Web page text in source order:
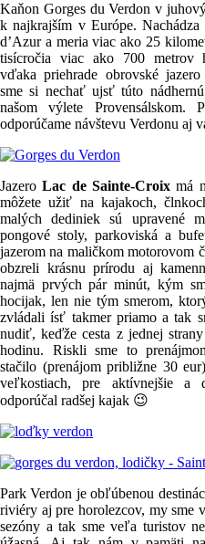
Kaňon Gorges du Verdon v
k najkrajším v Európe.
d’Azur a meria viac ako 25
tisícročia viac ako 700 metrov
vďaka priehrade obrovské
sme si nechať ujsť túto
našom výlete Provensálskom.
odporúčame návštevu Verdonu aj
JazeroLac de Sainte-Croix má
môžete užiť na kajakoch,
malých dediniek sú upravené
pongové stoly, parkoviská a
jazerom na maličkom motorovom
obzreli krásnu prírodu aj
najmä prvých pár minút, kým
hocijak, len nie tým smerom,
zvládali ísť takmer priamo a tak
nudiť, keďže cesta z jednej
hodinu. Riskli sme to
stačilo (prenájom približne 30
veľkostiach, pre aktívnejšie a
odporúčal radšej kajak 😉
Park Verdon je obľúbenou
riviéry aj pre horolezcov, my sme
sezóny a tak sme veľa turistov